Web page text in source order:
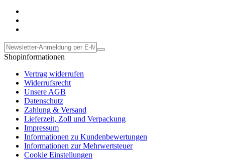
Shopinformationen
Vertrag widerrufen
Widerrufsrecht
Unsere AGB
Datenschutz
Zahlung & Versand
Lieferzeit, Zoll und Verpackung
Impressum
Informationen zu Kundenbewertungen
Informationen zur Mehrwertsteuer
Cookie Einstellungen